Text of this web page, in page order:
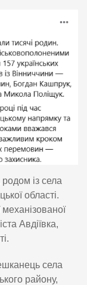
із села
області.
Авдіївка,
села
району,